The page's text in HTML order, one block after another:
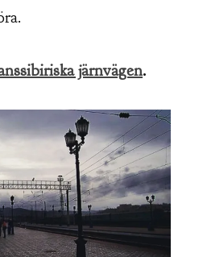
järnvägen.